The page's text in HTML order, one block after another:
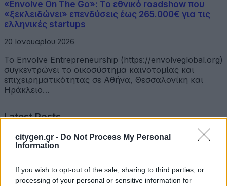
citygen.gr - Do Not Process My Personal
Information
If you wish to opt-out of the sale, sharing to third parties, or
processing of your personal or sensitive information for
«Envolve On The Go»: Το εθνικό roadshow που
«ξεκλειδώνει» επενδύσεις έως 265.000€ για τις
ελληνικές startups
20 Ιανουαρίου 2026
Το Envolve Entrepreneurship (https://envolveglobal.org)
συγκεντρώνει το οικοσύστημα καινοτομίας και
επιχειρηματικότητας σε Αθήνα, Θεσσαλονίκη και
Ηράκλειο…
Latest Posts
Επιμελητήριο Αχαΐας: Πρόταση για τη δημιουργία
3 Αυγούστου 2026